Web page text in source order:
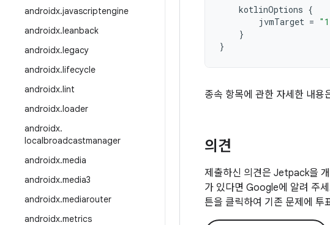
androidx.javascriptengine
androidx.leanback
androidx.legacy
androidx.lifecycle
androidx.lint
androidx.loader
androidx.
localbroadcastmanager
androidx.media
androidx.media3
androidx.mediarouter
androidx.metrics
kotlinOptions {
jvmTarget =
}
}
종속 항목에 관한 자세한 내용
의견
제출하신 의견은 Jetpack을
가 있다면 Google에 알려 주
튼을 클릭하여 기존 문제에 투